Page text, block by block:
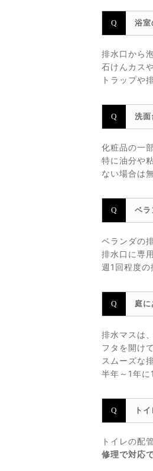
浴室
排水口から
石けんカス
トラップや
洗面
化粧品の一
特に油分や
ない場合は
ベラ
ベランダの
排水口に専
週1回程度
庭
排水マスは
フタを開け
スムーズな
半年～1年に
ト
トイレの配
修理で対応